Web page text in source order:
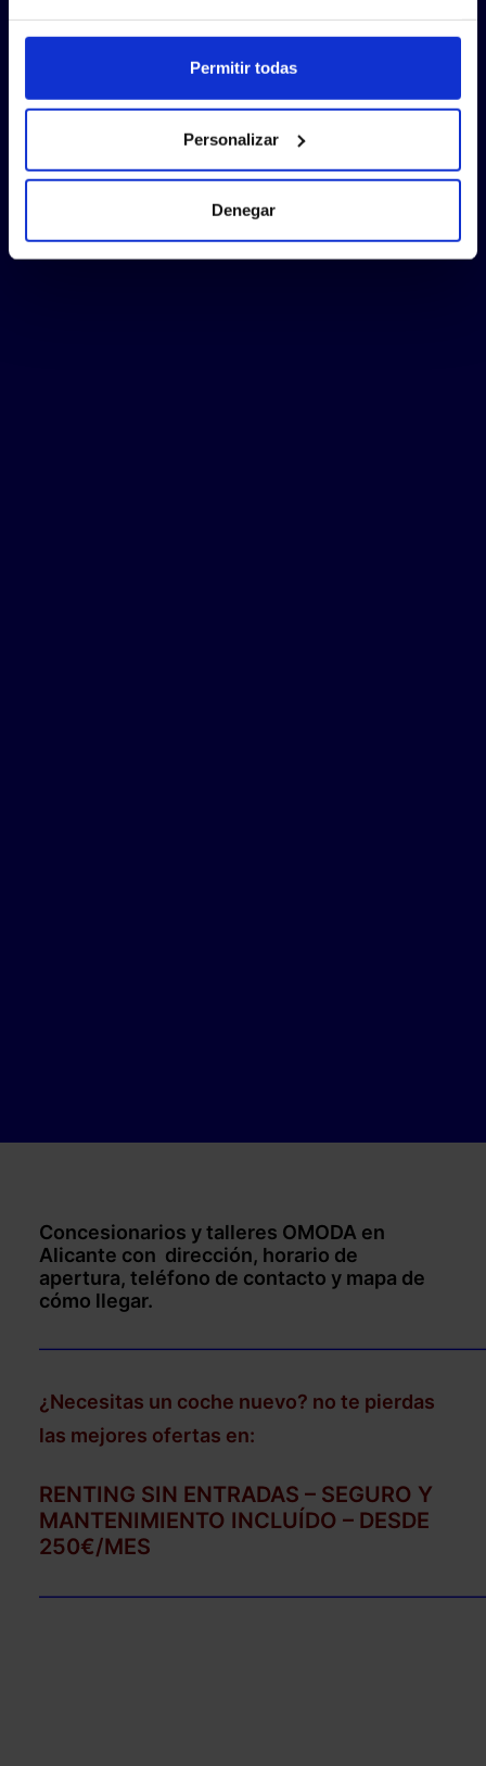
Permitir todas
Personalizar
Denegar
Concesionarios y talleres OMODA en
Alicante con dirección, horario de
apertura, teléfono de contacto y mapa de
cómo llegar.
¿Necesitas un coche nuevo? no te pierdas
las mejores ofertas en:
RENTING SIN ENTRADAS – SEGURO Y
MANTENIMIENTO INCLUÍDO – DESDE
250€/MES